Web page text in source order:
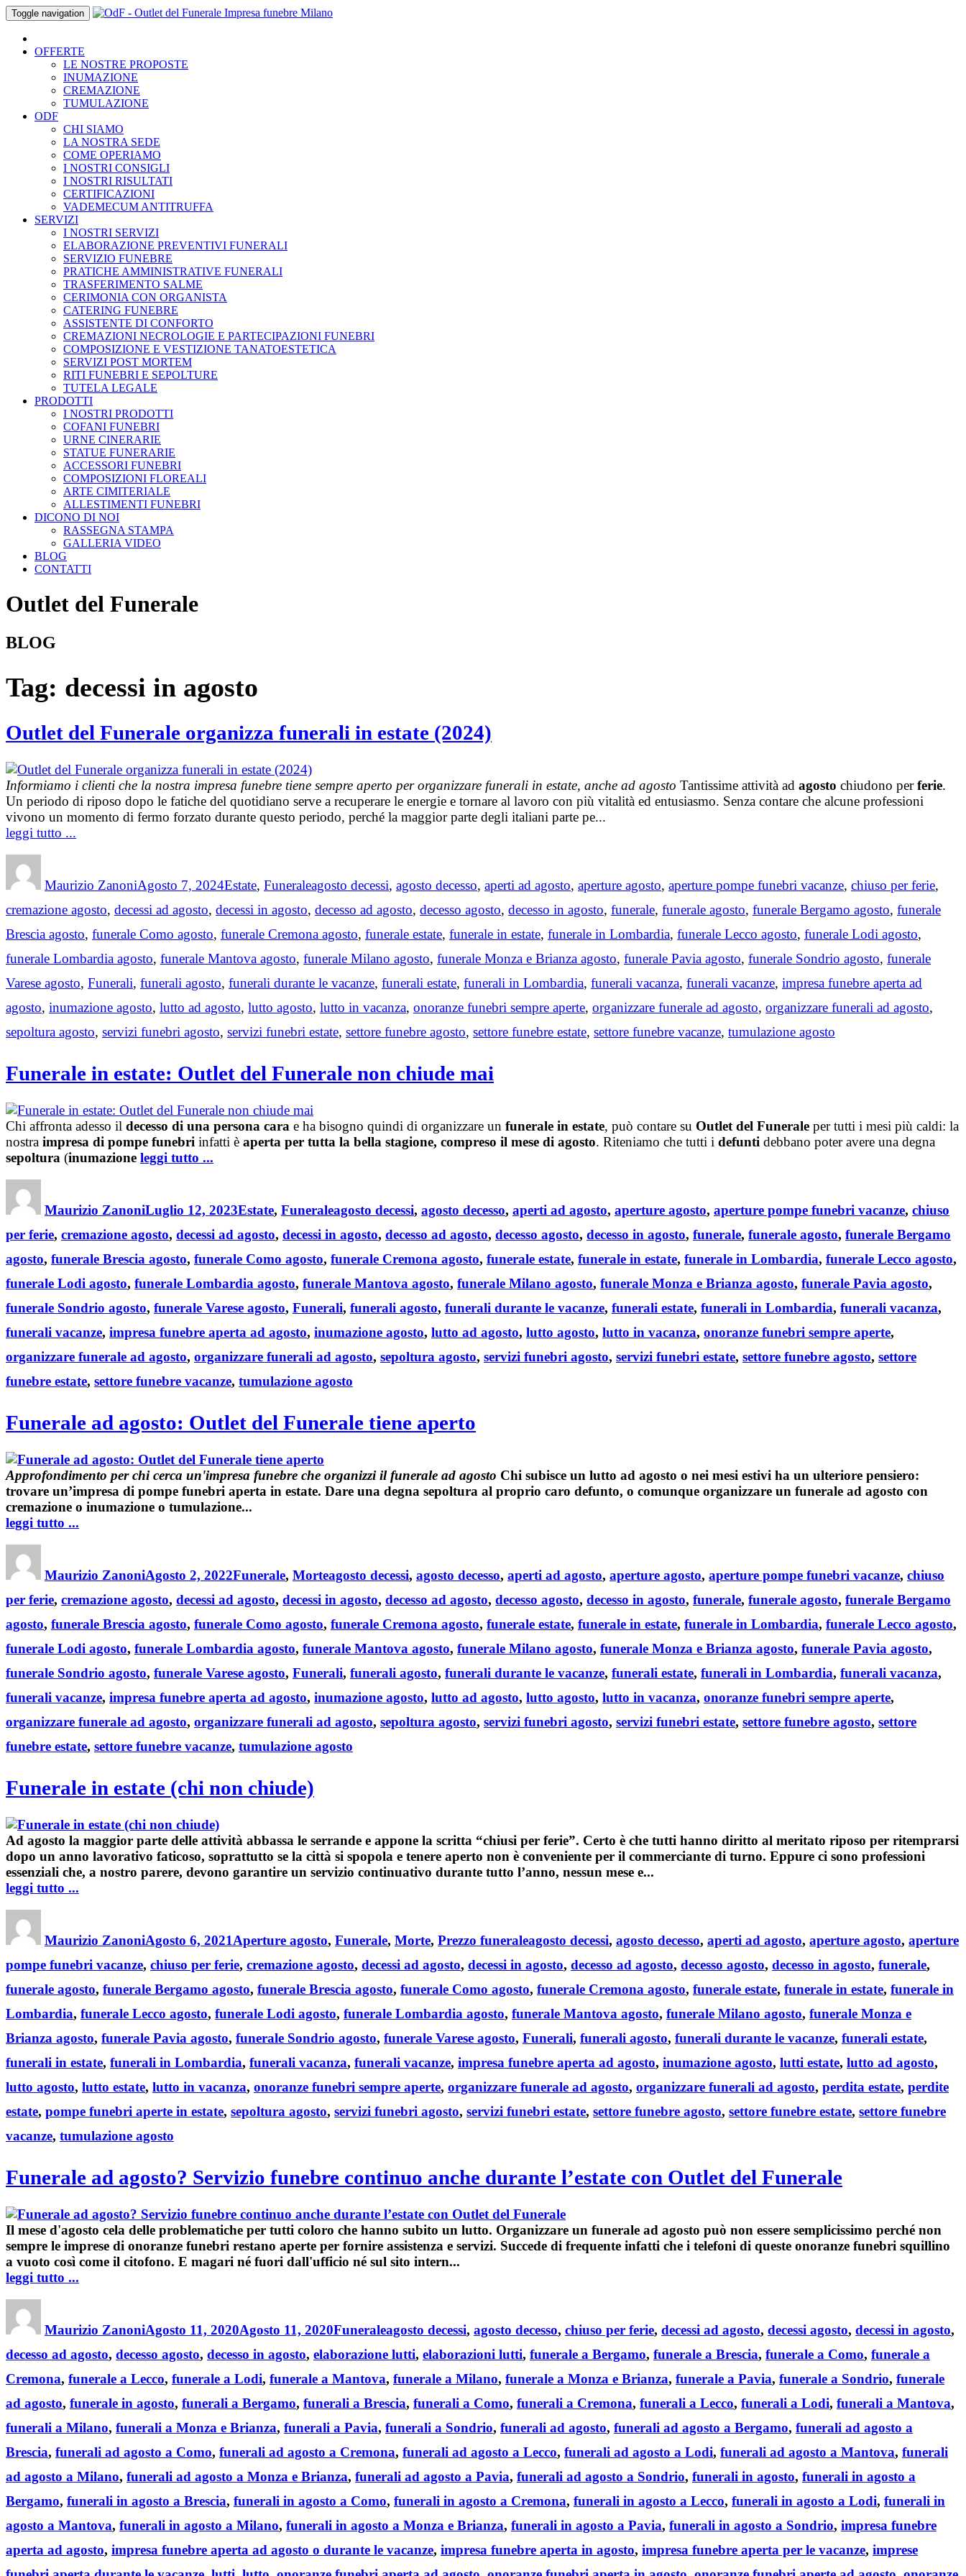
Skip
to
content
Toggle navigation
OFFERTE
LE NOSTRE PROPOSTE
INUMAZIONE
CREMAZIONE
TUMULAZIONE
ODF
CHI SIAMO
LA NOSTRA SEDE
COME OPERIAMO
I NOSTRI CONSIGLI
I NOSTRI RISULTATI
CERTIFICAZIONI
VADEMECUM ANTITRUFFA
SERVIZI
I NOSTRI SERVIZI
ELABORAZIONE PREVENTIVI FUNERALI
SERVIZIO FUNEBRE
PRATICHE AMMINISTRATIVE FUNERALI
TRASFERIMENTO SALME
CERIMONIA CON ORGANISTA
CATERING FUNEBRE
ASSISTENTE DI CONFORTO
CREMAZIONI NECROLOGIE E PARTECIPAZIONI FUNEBRI
COMPOSIZIONE E VESTIZIONE TANATOESTETICA
SERVIZI POST MORTEM
RITI FUNEBRI E SEPOLTURE
TUTELA LEGALE
PRODOTTI
I NOSTRI PRODOTTI
COFANI FUNEBRI
URNE CINERARIE
STATUE FUNERARIE
ACCESSORI FUNEBRI
COMPOSIZIONI FLOREALI
ARTE CIMITERIALE
ALLESTIMENTI FUNEBRI
DICONO DI NOI
RASSEGNA STAMPA
GALLERIA VIDEO
BLOG
CONTATTI
Outlet del Funerale
BLOG
Tag: decessi in agosto
Outlet del Funerale organizza funerali in estate (2024)
Informiamo i clienti che la nostra impresa funebre tiene sempre aperto per organizzare funerali in estate, anche ad agosto Tantissime attività ad agosto chiudono perferie.
Un periodo di riposo dopo le fatiche del quotidiano serve a recuperare le energie e tornare al lavoro con più vitalità ed entusiasmo. Senza contare che alcune professioni
vivono un momento di fermo forzato durante questo periodo, perché la maggior parte degli italiani parte pe...
leggi tutto ...
Maurizio Zanoni
on
Agosto 7, 2024Estate, Funeraleagosto decessi, agosto decesso, aperti ad agosto, aperture agosto, aperture pompe funebri vacanze, chiuso per ferie,
cremazione agosto, decessi ad agosto, decessi in agosto, decesso ad agosto, decesso agosto, decesso in agosto, funerale, funerale agosto, funerale Bergamo agosto, funerale
Brescia agosto, funerale Como agosto, funerale Cremona agosto, funerale estate, funerale in estate, funerale in Lombardia, funerale Lecco agosto, funerale Lodi agosto,
funerale Lombardia agosto, funerale Mantova agosto, funerale Milano agosto, funerale Monza e Brianza agosto, funerale Pavia agosto, funerale Sondrio agosto, funerale
Varese agosto, Funerali, funerali agosto, funerali durante le vacanze, funerali estate, funerali in Lombardia, funerali vacanza, funerali vacanze, impresa funebre aperta ad
agosto, inumazione agosto, lutto ad agosto, lutto agosto, lutto in vacanza, onoranze funebri sempre aperte, organizzare funerale ad agosto, organizzare funerali ad agosto,
sepoltura agosto, servizi funebri agosto, servizi funebri estate, settore funebre agosto, settore funebre estate, settore funebre vacanze, tumulazione agosto
Funerale in estate: Outlet del Funerale non chiude mai
Chi affronta adesso il decesso di una persona cara e ha bisogno quindi di organizzare un funerale in estate, può contare su Outlet del Funerale per tutti i mesi più caldi: la
nostra impresa di pompe funebri infatti è aperta per tutta la bella stagione, compreso il mese di agosto. Riteniamo che tutti i defunti debbano poter avere una degna
sepoltura (inumazione leggi tutto ...
Maurizio Zanoni
on
Luglio 12, 2023Estate, Funeraleagosto decessi, agosto decesso, aperti ad agosto, aperture agosto, aperture pompe funebri vacanze, chiuso
per ferie, cremazione agosto, decessi ad agosto, decessi in agosto, decesso ad agosto, decesso agosto, decesso in agosto, funerale, funerale agosto, funerale Bergamo
agosto, funerale Brescia agosto, funerale Como agosto, funerale Cremona agosto, funerale estate, funerale in estate, funerale in Lombardia, funerale Lecco agosto,
funerale Lodi agosto, funerale Lombardia agosto, funerale Mantova agosto, funerale Milano agosto, funerale Monza e Brianza agosto, funerale Pavia agosto,
funerale Sondrio agosto, funerale Varese agosto, Funerali, funerali agosto, funerali durante le vacanze, funerali estate, funerali in Lombardia, funerali vacanza,
funerali vacanze, impresa funebre aperta ad agosto, inumazione agosto, lutto ad agosto, lutto agosto, lutto in vacanza, onoranze funebri sempre aperte,
organizzare funerale ad agosto, organizzare funerali ad agosto, sepoltura agosto, servizi funebri agosto, servizi funebri estate, settore funebre agosto, settore
funebre estate, settore funebre vacanze, tumulazione agosto
Funerale ad agosto: Outlet del Funerale tiene aperto
Approfondimento per chi cerca un'impresa funebre che organizzi il funerale ad agosto Chi subisce un lutto ad agosto o nei mesi estivi ha un ulteriore pensiero:
trovare un’impresa di pompe funebri aperta in estate. Dare una degna sepoltura al proprio caro defunto, o comunque organizzare un funerale ad agosto con
cremazione o inumazione o tumulazione...
leggi tutto ...
Maurizio Zanoni
on
Agosto 2, 2022Funerale, Morteagosto decessi, agosto decesso, aperti ad agosto, aperture agosto, aperture pompe funebri vacanze, chiuso
per ferie, cremazione agosto, decessi ad agosto, decessi in agosto, decesso ad agosto, decesso agosto, decesso in agosto, funerale, funerale agosto, funerale Bergamo
agosto, funerale Brescia agosto, funerale Como agosto, funerale Cremona agosto, funerale estate, funerale in estate, funerale in Lombardia, funerale Lecco agosto,
funerale Lodi agosto, funerale Lombardia agosto, funerale Mantova agosto, funerale Milano agosto, funerale Monza e Brianza agosto, funerale Pavia agosto,
funerale Sondrio agosto, funerale Varese agosto, Funerali, funerali agosto, funerali durante le vacanze, funerali estate, funerali in Lombardia, funerali vacanza,
funerali vacanze, impresa funebre aperta ad agosto, inumazione agosto, lutto ad agosto, lutto agosto, lutto in vacanza, onoranze funebri sempre aperte,
organizzare funerale ad agosto, organizzare funerali ad agosto, sepoltura agosto, servizi funebri agosto, servizi funebri estate, settore funebre agosto, settore
funebre estate, settore funebre vacanze, tumulazione agosto
Funerale in estate (chi non chiude)
Ad agosto la maggior parte delle attività abbassa le serrande e appone la scritta “chiusi per ferie”. Certo è che tutti hanno diritto al meritato riposo per ritemprarsi
dopo un anno lavorativo faticoso, soprattutto se la città si spopola e tenere aperto non è conveniente per il commerciante di turno. Eppure ci sono professioni
essenziali che, a nostro parere, devono garantire un servizio continuativo durante tutto l’anno, nessun mese e...
leggi tutto ...
Maurizio Zanoni
on
Agosto 6, 2021Aperture agosto, Funerale, Morte, Prezzo funeraleagosto decessi, agosto decesso, aperti ad agosto, aperture agosto, aperture
pompe funebri vacanze, chiuso per ferie, cremazione agosto, decessi ad agosto, decessi in agosto, decesso ad agosto, decesso agosto, decesso in agosto, funerale,
funerale agosto, funerale Bergamo agosto, funerale Brescia agosto, funerale Como agosto, funerale Cremona agosto, funerale estate, funerale in estate, funerale in
Lombardia, funerale Lecco agosto, funerale Lodi agosto, funerale Lombardia agosto, funerale Mantova agosto, funerale Milano agosto, funerale Monza e
Brianza agosto, funerale Pavia agosto, funerale Sondrio agosto, funerale Varese agosto, Funerali, funerali agosto, funerali durante le vacanze, funerali estate,
funerali in estate, funerali in Lombardia, funerali vacanza, funerali vacanze, impresa funebre aperta ad agosto, inumazione agosto, lutti estate, lutto ad agosto,
lutto agosto, lutto estate, lutto in vacanza, onoranze funebri sempre aperte, organizzare funerale ad agosto, organizzare funerali ad agosto, perdita estate, perdite
estate, pompe funebri aperte in estate, sepoltura agosto, servizi funebri agosto, servizi funebri estate, settore funebre agosto, settore funebre estate, settore funebre
vacanze, tumulazione agosto
Funerale ad agosto? Servizio funebre continuo anche durante l’estate con Outlet del Funerale
Il mese d'agosto cela delle problematiche per tutti coloro che hanno subito un lutto. Organizzare un funerale ad agosto può non essere semplicissimo perché non
sempre le imprese di onoranze funebri restano aperte per fornire assistenza e servizi. Succede di frequente infatti che i telefoni di queste onoranze funebri squillino
a vuoto così come il citofono. E magari né fuori dall'ufficio né sul sito intern...
leggi tutto ...
Maurizio Zanoni
on
Agosto 11, 2020Agosto 11, 2020Funeraleagosto decessi, agosto decesso, chiuso per ferie, decessi ad agosto, decessi agosto, decessi in agosto,
decesso ad agosto, decesso agosto, decesso in agosto, elaborazione lutti, elaborazioni lutti, funerale a Bergamo, funerale a Brescia, funerale a Como, funerale a
Cremona, funerale a Lecco, funerale a Lodi, funerale a Mantova, funerale a Milano, funerale a Monza e Brianza, funerale a Pavia, funerale a Sondrio, funerale
ad agosto, funerale in agosto, funerali a Bergamo, funerali a Brescia, funerali a Como, funerali a Cremona, funerali a Lecco, funerali a Lodi, funerali a Mantova,
funerali a Milano, funerali a Monza e Brianza, funerali a Pavia, funerali a Sondrio, funerali ad agosto, funerali ad agosto a Bergamo, funerali ad agosto a
Brescia, funerali ad agosto a Como, funerali ad agosto a Cremona, funerali ad agosto a Lecco, funerali ad agosto a Lodi, funerali ad agosto a Mantova, funerali
ad agosto a Milano, funerali ad agosto a Monza e Brianza, funerali ad agosto a Pavia, funerali ad agosto a Sondrio, funerali in agosto, funerali in agosto a
Bergamo, funerali in agosto a Brescia, funerali in agosto a Como, funerali in agosto a Cremona, funerali in agosto a Lecco, funerali in agosto a Lodi, funerali in
agosto a Mantova, funerali in agosto a Milano, funerali in agosto a Monza e Brianza, funerali in agosto a Pavia, funerali in agosto a Sondrio, impresa funebre
aperta ad agosto, impresa funebre aperta ad agosto o durante le vacanze, impresa funebre aperta in agosto, impresa funebre aperta per le vacanze, imprese